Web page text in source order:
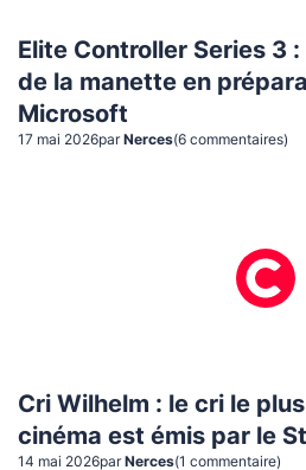
Elite Controller Series 3
de la manette en
Microsoft
17 mai 2026par Nerces(6 commentaires)
Cri Wilhelm : le cri le
cinéma est émis par le
14 mai 2026par Nerces(1 commentaire)